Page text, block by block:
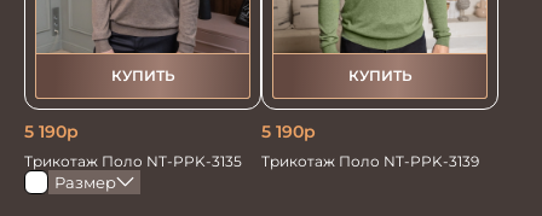
КУПИТЬ
5 190р
Трикотаж Поло NT-PPK-3135
КУПИТЬ
5 190р
Трикотаж Поло NT-PPK-3139
Размер